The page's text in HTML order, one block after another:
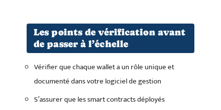
Les points de vérification avant
de passer à l’échelle
Vérifier que chaque wallet a un rôle unique et
documenté dans votre logiciel de gestion
S’assurer que les smart contracts déployés